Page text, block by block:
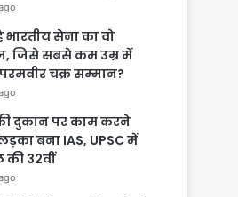
भारतीय सेना का वो
जिसे सबसे कम उम्र में
चक्र सम्मान?
दुकान पर काम करने
बना IAS, UPSC में
की 32वीं